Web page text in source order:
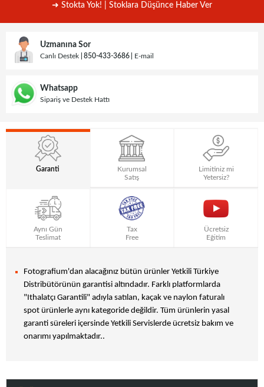
➜ Stokta Yok! | Stoklara Düşünce Haber Ver
Uzmanına Sor
Canlı Destek 850-433-3686 E-mail
Whatsapp
Sipariş ve Destek Hattı
Garanti
Kurumsal
Satış
Limitiniz mi
Yetersiz?
Aynı Gün
Teslimat
Tax
Free
Ücretsiz
Eğitim
Fotografium'dan alacağınız bütün ürünler Yetkili Türkiye
Distribütörünün garantisi altındadır. Farklı platformlarda
"Ithalatçı Garantili" adıyla satılan, kaçak ve naylon faturalı
spot ürünlerle aynı kategoride değildir. Tüm ürünlerin yasal
garanti süreleri içersinde Yetkili Servislerde ücretsiz bakım ve
onarımı yapılmaktadır..